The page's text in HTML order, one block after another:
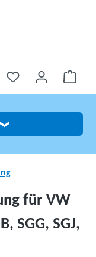
❯
für VW
SGG, SGJ,